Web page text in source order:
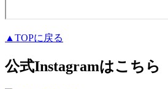
▲TOPに戻る
公式Instagramはこちら